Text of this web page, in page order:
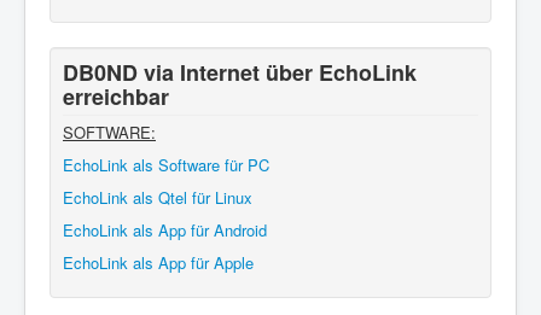
DB0ND via Internet über EchoLink
erreichbar
SOFTWARE:
EchoLink als Software für PC
EchoLink als Qtel für Linux
EchoLink als App für Android
EchoLink als App für Apple